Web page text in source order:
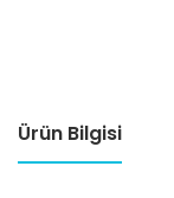
Ürün Bilgisi